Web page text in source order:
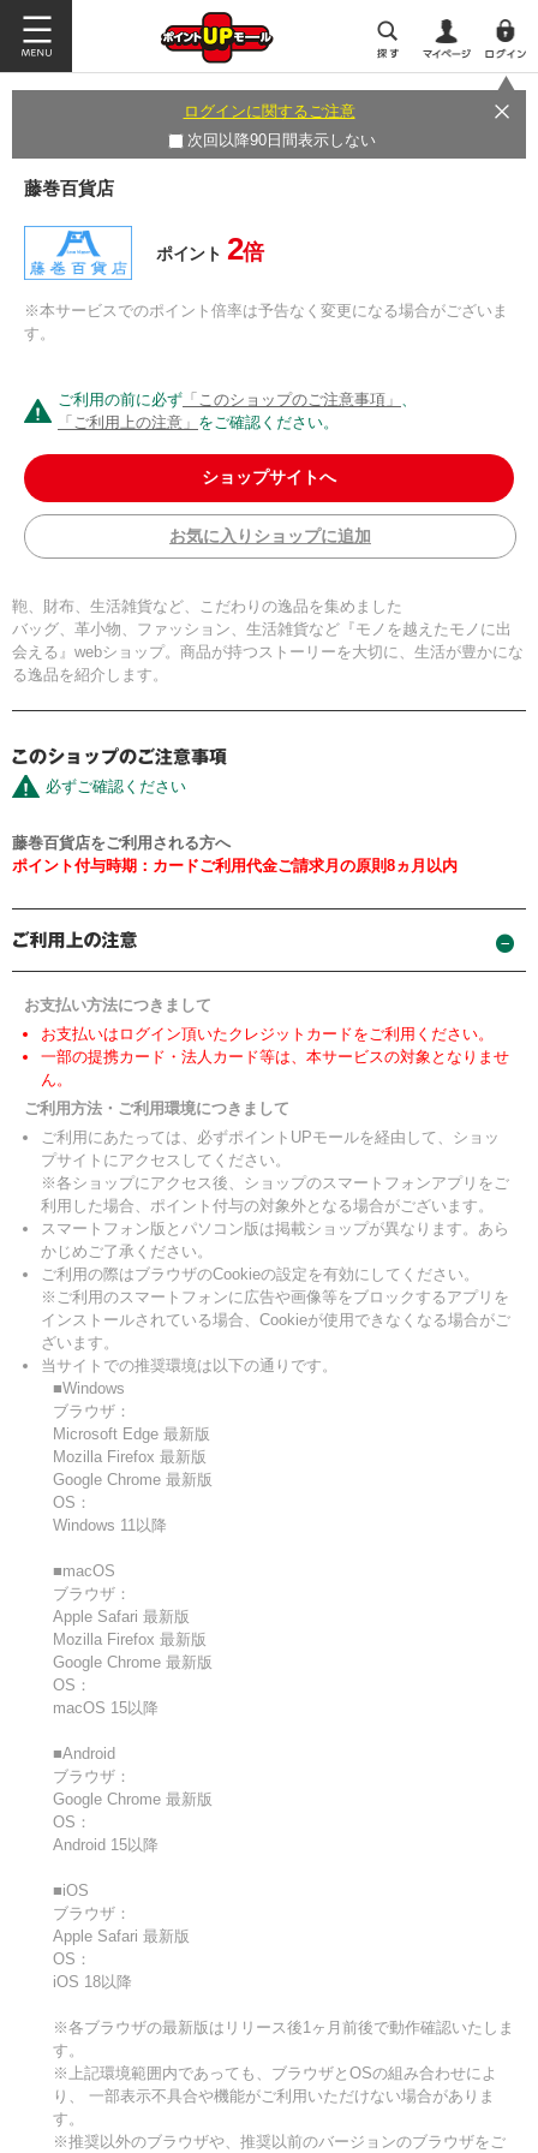
ログインに関するご注意
次回以降90日間表示しない
藤巻百貨店
ポイント 2倍
※本サービスでのポイント倍率は予告なく変更になる場合がございま
す。
ご利用の前に必ず 「このショップのご注意事項」 、
「ご利用上の注意」 をご確認ください。
ショップサイトへ
お気に入りショップに追加
鞄、財布、生活雑貨など、こだわりの逸品を集めました
バッグ、革小物、ファッション、生活雑貨など『モノを越えたモノに出
会える』webショップ。商品が持つストーリーを大切に、生活が豊かにな
る逸品を紹介します。
必ずご確認ください
藤巻百貨店をご利用される方へ
ポイント付与時期：カードご利用代金ご請求月の原則8ヵ月以内
お支払い方法につきまして
お支払いはログイン頂いたクレジットカードをご利用ください。
一部の提携カード・法人カード等は、本サービスの対象となりませ
ん。
ご利用方法・ご利用環境につきまして
ご利用にあたっては、必ずポイントUPモールを経由して、ショッ
プサイトにアクセスしてください。
※各ショップにアクセス後、ショップのスマートフォンアプリをご
利用した場合、ポイント付与の対象外となる場合がございます。
スマートフォン版とパソコン版は掲載ショップが異なります。あら
かじめご了承ください。
ご利用の際はブラウザのCookieの設定を有効にしてください。
※ご利用のスマートフォンに広告や画像等をブロックするアプリを
インストールされている場合、Cookieが使用できなくなる場合がご
ざいます。
当サイトでの推奨環境は以下の通りです。
■Windows
ブラウザ：
Microsoft Edge 最新版
Mozilla Firefox 最新版
Google Chrome 最新版
OS：
Windows 11以降
■macOS
ブラウザ：
Apple Safari 最新版
Mozilla Firefox 最新版
Google Chrome 最新版
OS：
macOS 15以降
■Android
ブラウザ：
Google Chrome 最新版
OS：
Android 15以降
■iOS
ブラウザ：
Apple Safari 最新版
OS：
iOS 18以降
※各ブラウザの最新版はリリース後1ヶ月前後で動作確認いたしま
す。
※上記環境範囲内であっても、ブラウザとOSの組み合わせによ
り、 一部表示不具合や機能がご利用いただけない場合がありま
す。
※推奨以外のブラウザや、推奨以前のバージョンのブラウザをご